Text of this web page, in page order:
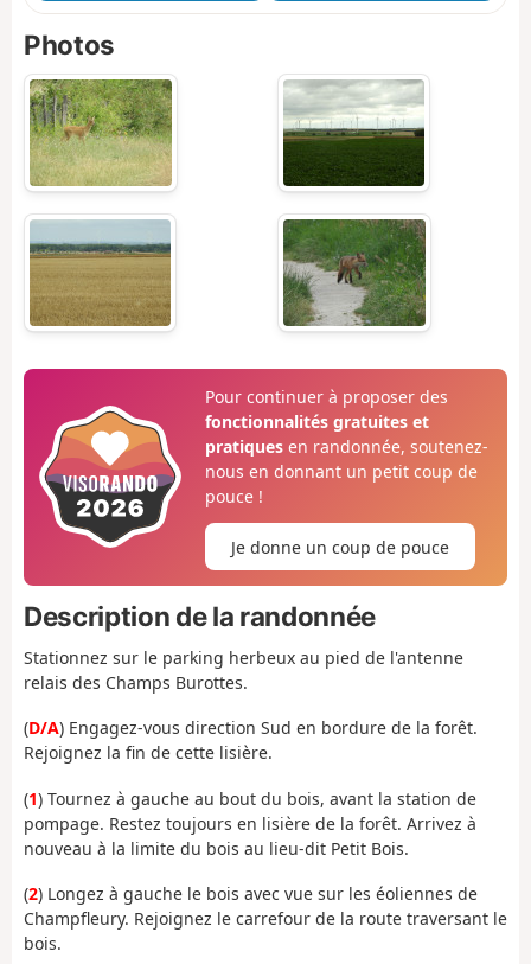
Photos
Pour continuer à proposer des
fonctionnalités gratuites et
pratiquesen randonnée, soutenez-
nous en donnant un petit coup de
pouce !
Je donne un coup de pouce
Description de la randonnée
Stationnez sur le parking herbeux au pied de l'antenne
relais des Champs Burottes.
(D/A) Engagez-vous direction Sud en bordure de la forêt.
Rejoignez la fin de cette lisière.
(1) Tournez à gauche au bout du bois, avant la station de
pompage. Restez toujours en lisière de la forêt. Arrivez à
nouveau à la limite du bois au lieu-dit Petit Bois.
(2) Longez à gauche le bois avec vue sur les éoliennes de
Champfleury. Rejoignez le carrefour de la route traversant le
bois.